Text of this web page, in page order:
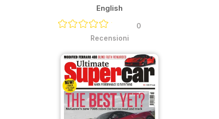
English
0
Recensioni